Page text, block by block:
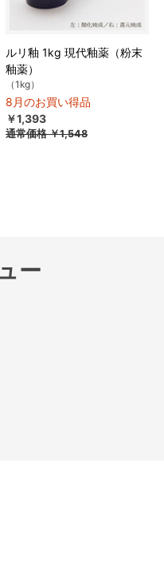
ルリ釉 1kg 現代釉薬（粉末
釉薬）
（1kg）
8月のお買い得品
￥1,393
通常価格￥1,548
ー